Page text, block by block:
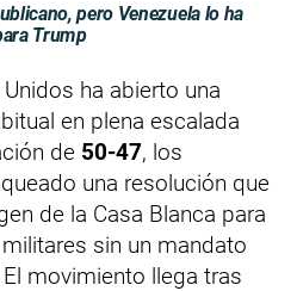
pero Venezuela lo ha
Trump
ha abierto una
en plena escalada
de 50-47, los
una resolución que
de la Casa Blanca para
sin un mandato
movimiento llega tras